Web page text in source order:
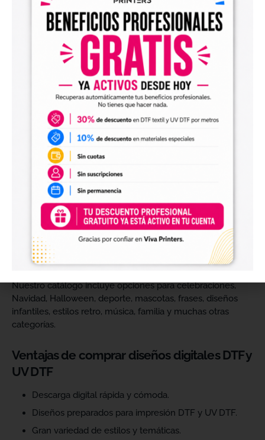
Diseños digitales para impresión UV DTF
También encontrarás diseños digitales para UV DTF
perfectos para personalizar vasos, botellas, termos, cajas,
envases, artículos promocionales y otras superficies rígidas
Estos diseños permiten incorporar nuevas opciones a tu
catálogo de personalización de objetos y preparar
producciones propias utilizando tu impresora UV DTF o tu
proveedor habitual de impresión.
Archivos digitales para negocios de
personalización
Comprar diseños digitales es una solución práctica para
profesionales que quieren ahorrar tiempo, renovar su
catálogo y ofrecer más variedad de productos a sus
clientes. Podrás escoger diseños de diferentes estilos,
temáticas, temporadas y públicos.
Nuestro catálogo incluye opciones para celebraciones,
Navidad, Halloween, deporte, mascotas, frases, diseños
infantiles, estilos retro, música, familia y muchas otras
categorías.
Ventajas de comprar diseños digitales DTF y
UV DTF
Descarga digital rápida y cómoda.
Diseños preparados para impresión DTF y UV DTF.
Gran variedad de estilos y temáticas.